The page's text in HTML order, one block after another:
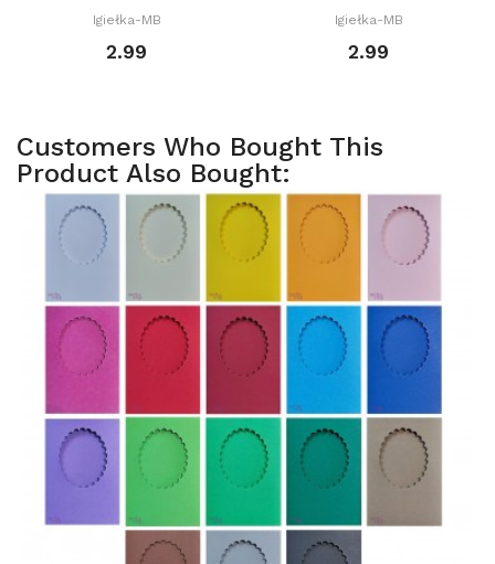
Igiełka-MB
2.99
Igiełka-MB
2.99
Customers Who Bought This
Product Also Bought: